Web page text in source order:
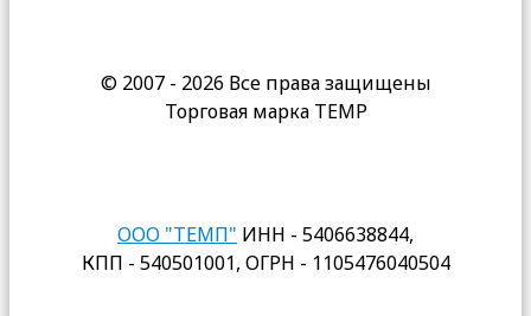
© 2007 - 2026 Все права защищены
Торговая марка TEMP
ООО "ТЕМП" ИНН - 5406638844,
КПП - 540501001, ОГРН - 1105476040504